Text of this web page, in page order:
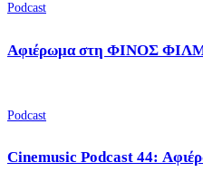
Podcast
Αφιέρωμα στη ΦΙΝΟΣ
Podcast
Cinemusic Podcast 44: